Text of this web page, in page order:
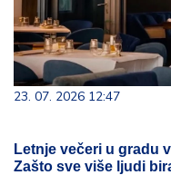
23. 07. 2026 12:47
Letnje večeri u gradu
Zašto sve više ljudi